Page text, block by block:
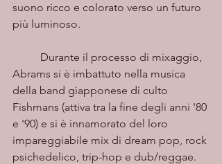
suono ricco e colorato verso un futuro
più luminoso.
Abrams si è imbattuto nella musica
della band giapponese di culto
Fishmans (attiva tra la fine degli anni '80
e '90) e si è innamorato del loro
impareggiabile mix di dream pop, rock
psichedelico, trip-hop e dub/reggae.